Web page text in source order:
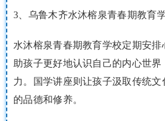
3、乌鲁木齐水沐榕泉青春期教育
水沐榕泉青春期教育学校定期安
助孩子更好地认识自己的内心世
力。国学讲座则让孩子汲取传统
的品德和修养。